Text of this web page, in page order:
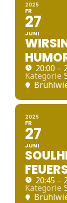
2025
FR
27
JUNI
20:00 –
Kategorie
2025
FR
27
JUNI
20:45 –
Kategorie